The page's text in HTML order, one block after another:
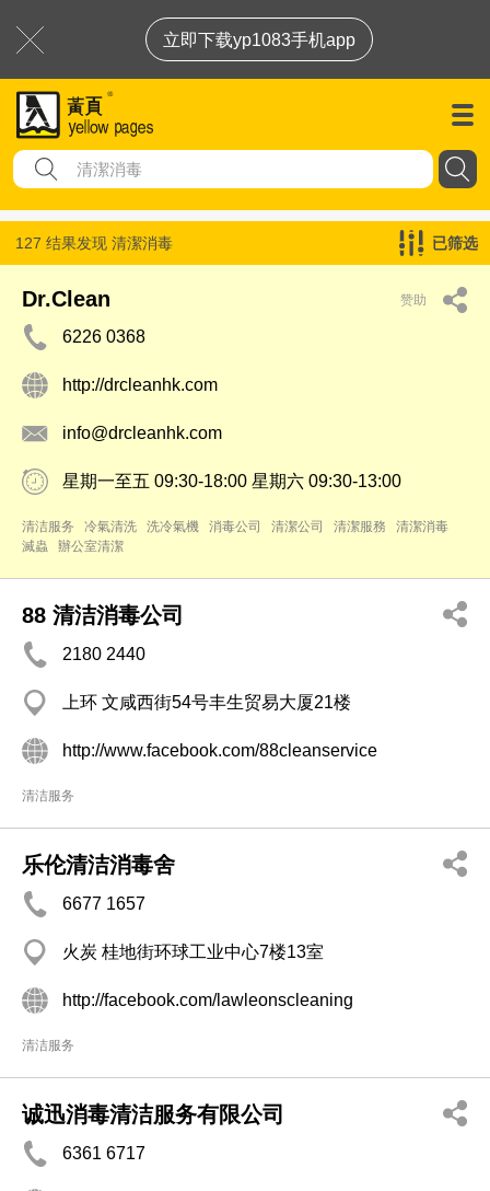
立即下载yp1083手机app
127 结果发现 清潔消毒 已筛选
Dr.Clean 赞助
6226 0368
http://drcleanhk.com
info@drcleanhk.com
星期一至五 09:30-18:00 星期六 09:30-13:00
清洁服务 冷氣清洗 洗冷氣機 消毒公司 清潔公司 清潔服務
清潔消毒
滅蟲
辦公室清潔
88 清洁消毒公司
2180 2440
上环 文咸西街54号丰生贸易大厦21楼
http://www.facebook.com/88cleanservice
清洁服务
乐伦清洁消毒舍
6677 1657
火炭 桂地街环球工业中心7楼13室
http://facebook.com/lawleonscleaning
清洁服务
诚迅消毒清洁服务有限公司
6361 6717